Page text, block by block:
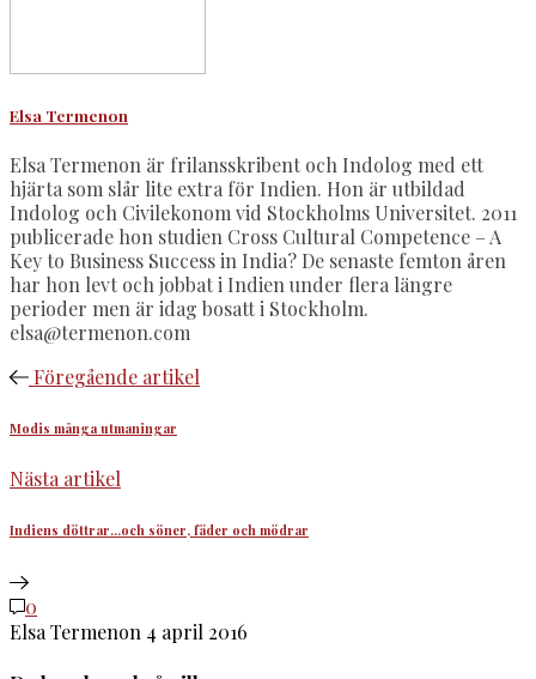
Elsa Termenon
Elsa Termenon är frilansskribent och Indolog med ett
hjärta som slår lite extra för Indien. Hon är utbildad
Indolog och Civilekonom vid Stockholms Universitet. 2011
publicerade hon studien Cross Cultural Competence – A
Key to Business Success in India? De senaste femton åren
har hon levt och jobbat i Indien under flera längre
perioder men är idag bosatt i Stockholm.
elsa@termenon.com
Föregående artikel
Modis många utmaningar
Nästa artikel
Indiens döttrar…och söner, fäder och mödrar
0
Elsa Termenon 4 april 2016